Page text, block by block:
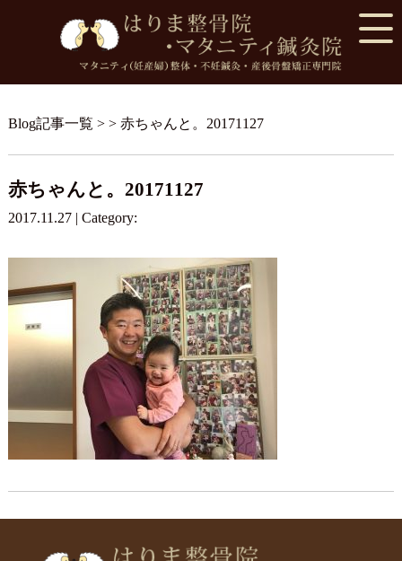
Blog記事一覧 > > 赤ちゃんと。20171127
赤ちゃんと。20171127
2017.11.27 | Category: